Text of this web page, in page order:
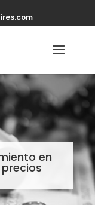
en